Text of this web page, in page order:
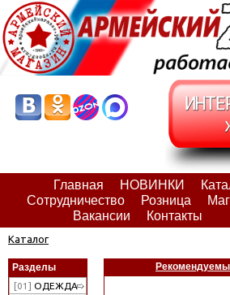
Главная НОВИНКИ
Сотрудничество
Розница
Вакансии
Контакты
Каталог
Разделы
[01] ОДЕЖДА